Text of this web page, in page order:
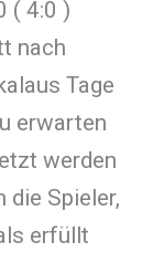
( 4:0 )
nach
Tage
erwarten
werden
die Spieler,
erfüllt